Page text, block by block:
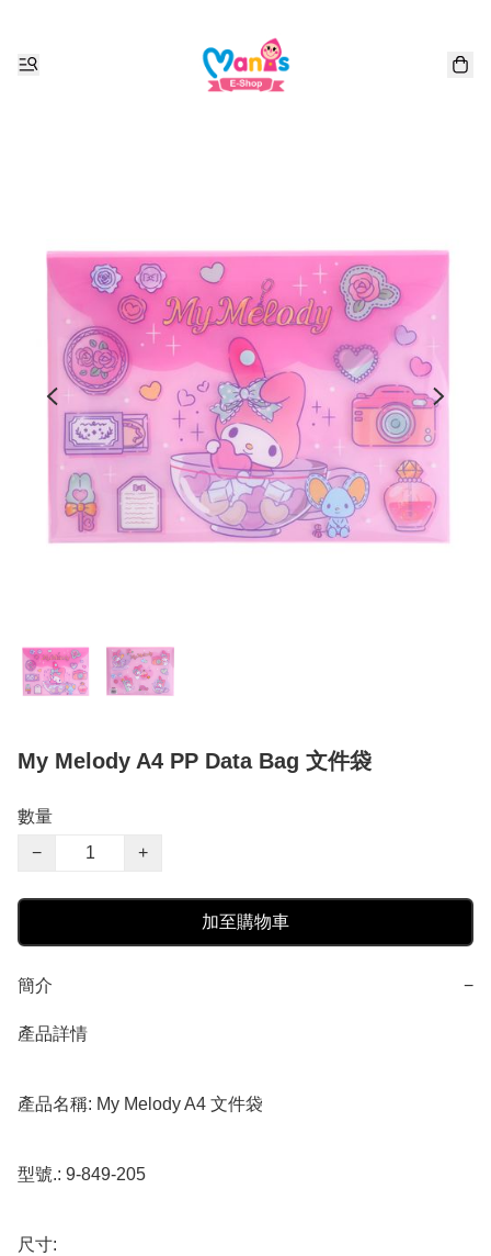
My Melody A4 PP Data Bag 文件袋
數量
−
+
加至購物車
簡介 −
產品詳情
產品名稱: My Melody A4 文件袋
型號.: 9-849-205
尺寸: